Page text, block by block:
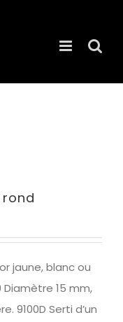
rond
jaune, blanc ou
Diamètre 15 mm,
9100D Serti d’un